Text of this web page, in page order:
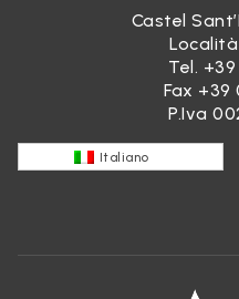
Castel
Tel. +39
Fax +39
P.Iva
Italiano